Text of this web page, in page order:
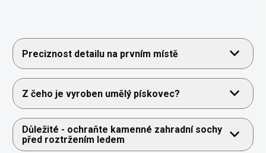
Preciznost detailu na prvním místě
Z čeho je vyroben umělý pískovec?
Důležité - ochraňte kamenné zahradní sochy
před roztržením ledem